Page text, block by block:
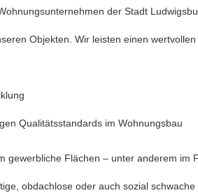
der Stadt
Objekten. Wir leisten einen
Qualitätsstandards im Wohnungsbau
Flächen – unter anderem im
obdachlose oder auch sozial